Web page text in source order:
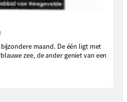
maand. De één ligt met
zee, de ander geniet van een